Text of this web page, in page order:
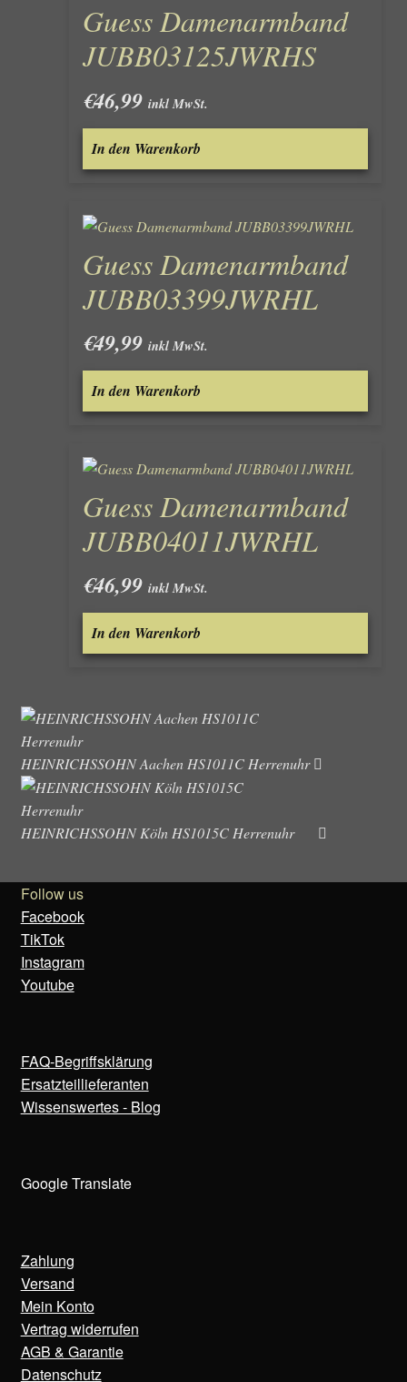
Guess Damenarmband
JUBB03125JWRHS
€46,99 inkl MwSt.
In den Warenkorb
Guess Damenarmband
JUBB03399JWRHL
€49,99 inkl MwSt.
In den Warenkorb
Guess Damenarmband
JUBB04011JWRHL
€46,99 inkl MwSt.
In den Warenkorb
HEINRICHSSOHN Aachen HS1011C Herrenuhr
HEINRICHSSOHN Köln HS1015C Herrenuhr
Follow us
Facebook
TikTok
Instagram
Youtube
FAQ-Begriffsklärung
Ersatzteillieferanten
Wissenswertes - Blog
Google Translate
Zahlung
Versand
Mein Konto
Vertrag widerrufen
AGB & Garantie
Datenschutz